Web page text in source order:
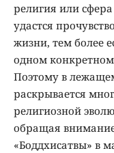
религия или
удастся
жизни, тем более
одном
Поэтому в
раскрывается
религиозной
обращая
«Боддхисатвы» в